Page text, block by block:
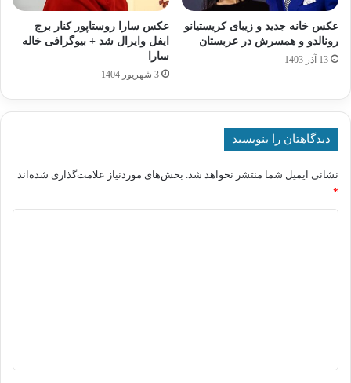
عکس خانه جدید و زیبای کریستیانو
رونالدو و همسرش در عربستان
13 آذر 1403
عکس سارا روستاپور کنار برج
ایفل وایرال شد + بیوگرافی خاله
سارا
3 شهریور 1404
دیدگاهتان را بنویسید
نشانی ایمیل شما منتشر نخواهد شد. بخش‌های موردنیاز علامت‌گذاری شده‌اند
*